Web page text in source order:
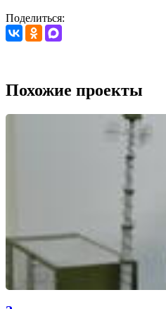
Поделиться:
Похожие проекты